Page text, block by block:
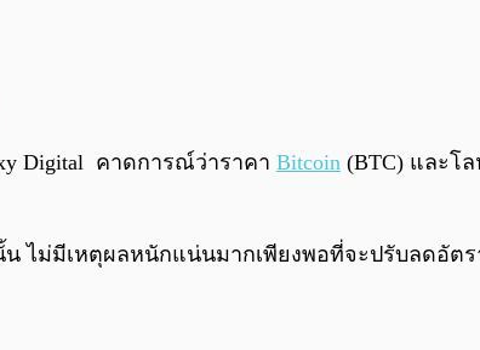
Digital คาดการณ์ว่าราคา Bitcoin (BTC) และโ
ไม่มีเหตุผลหนักแน่นมากเพียงพอที่จะปรับลดอัต